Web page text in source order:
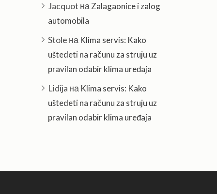
Jacquot на Zalagaonice i zalog
automobila
Stole на Klima servis: Kako
uštedeti na računu za struju uz
pravilan odabir klima uređaja
Lidija на Klima servis: Kako
uštedeti na računu za struju uz
pravilan odabir klima uređaja